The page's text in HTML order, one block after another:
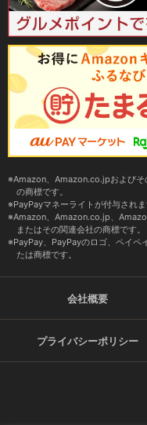
Amazon、Amazon.co.jpおよび
の商標です。
PayPayマネーライトが付与され
Amazon、Amazon.co.jp、
またはその関連会社の商標です。
PayPay、PayPayのロゴ、ペイペ
たは商標です。
会社概要
プライバシーポリシー